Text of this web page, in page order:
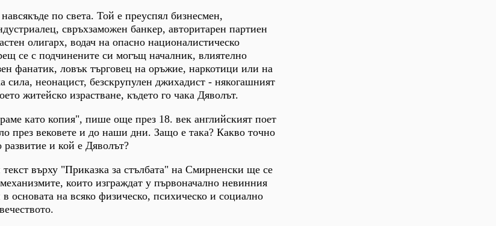
по света. Той е преуспял бизнесмен,
свръхзаможен банкер, авторитарен партиен
олигарх, водач на опасно националистическо
се с подчинените си могъщ началник, влиятелно
фанатик, ловък търговец на оръжие, наркотици или на
сила, неонацист, безскрупулен джихадист - някогашният
житейско израстване, където го чака Дяволът.
като копия", пише още през 18. век английският поет
през вековете и до наши дни. Защо е така? Какво точно
развитие и кой е Дяволът?
върху "Приказка за стълбата" на Смирненски ще се
които изграждат у първоначално невинния
основата на всяко физическо, психическо и социално